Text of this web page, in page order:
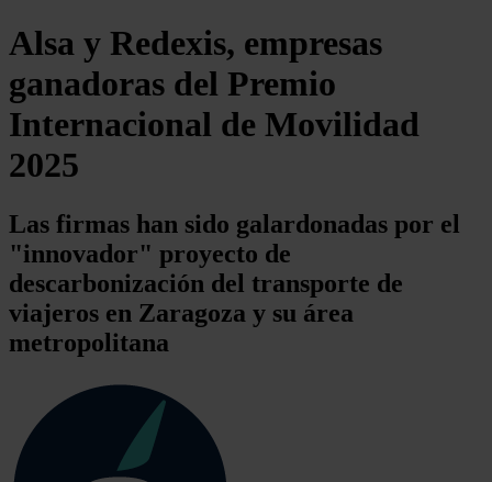
Alsa y Redexis, empresas
ganadoras del Premio
Internacional de Movilidad
2025
Las firmas han sido galardonadas por el
"innovador" proyecto de
descarbonización del transporte de
viajeros en Zaragoza y su área
metropolitana